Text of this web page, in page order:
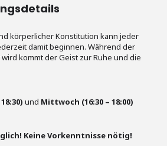
körperlicher Konstitution kann jeder
damit beginnen. Während der
kommt der Geist zur Ruhe und die
und Mittwoch (16:30 – 18:00)
Keine Vorkenntnisse nötig!